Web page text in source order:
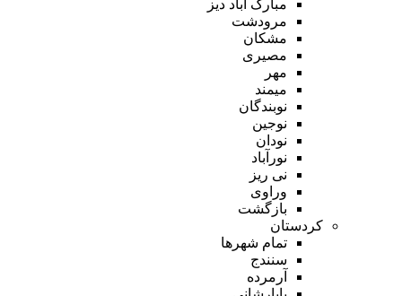
مبارک آباد دیز
مرودشت
مشکان
مصیری
مهر
میمند
نوبندگان
نوجین
نودان
نورآباد
نی ریز
وراوی
بازگشت
کردستان
تمام شهر‌ها
سنندج
آرمرده